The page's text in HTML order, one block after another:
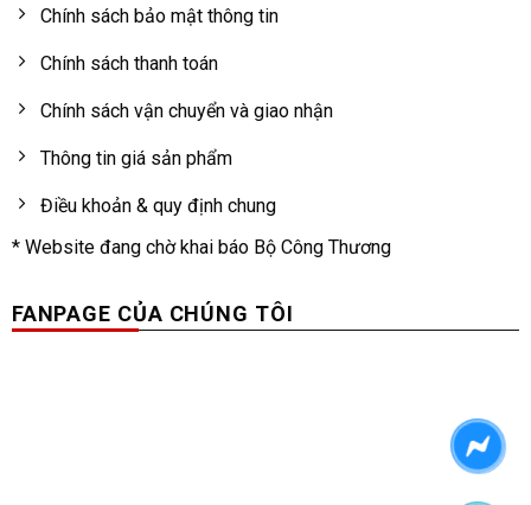
Chính sách bảo mật thông tin
Chính sách thanh toán
Chính sách vận chuyển và giao nhận
Thông tin giá sản phẩm
Điều khoản & quy định chung
* Website đang chờ khai báo Bộ Công Thương
FANPAGE CỦA CHÚNG TÔI